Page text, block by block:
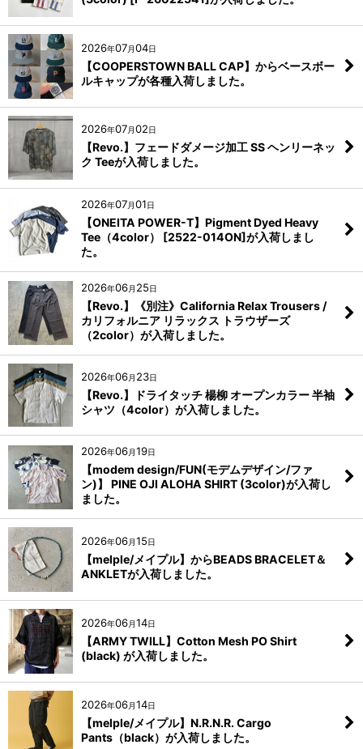
2026年07月04日
【COOPERSTOWN BALL CAP】からベースボー
ルキャップが各種入荷しました。
2026年07月02日
【Revo.】フェードダメージ加工 SS ヘンリーネッ
ク Teeが入荷しました。
2026年07月01日
【ONEITA POWER-T】Pigment Dyed Heavy
Tee（4color） [2522-014ON]が入荷しまし
た。
2026年06月 25日
【Revo.】《別注》California Relax Trousers /
カリフォルニア リラックス トラウザーズ
（2color）が入荷しました。
2026年06月 23日
【Revo.】ドライタッチ 楊柳 オープンカラー 半袖
シャツ（4color）が入荷しました。
2026年06月19日
【modem design/FUN(モデムデザイン/ファ
ン)】 PINE OJI ALOHA SHIRT (3color)が入荷し
ました。
2026年06月15日
【melple/メイプル】からBEADS BRACELET＆
ANKLETが入荷しました。
2026年06月14日
【ARMY TWILL】Cotton Mesh PO Shirt
(black) が入荷しました。
2026年06月14日
【melple/メイプル】N.R.N.R. Cargo
Pants（black）が入荷しました。